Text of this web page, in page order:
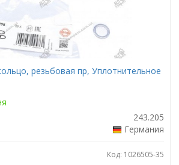
резьбовая пр, Уплотнительное
243.205
Германия
Код: 1026505-35